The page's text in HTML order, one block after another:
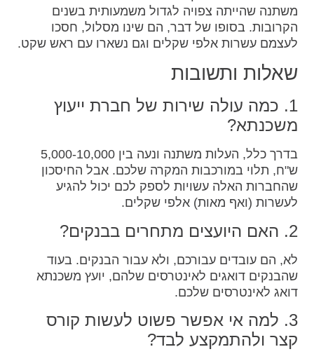
משתנה שהייתה צפויה לגדול משמעותית בשנים
הקרובות. בסופו של דבר, הם שינו מסלול, חסכו
לעצמם עשרות אלפי שקלים וגם נשארו עם ראש שקט.
שאלות ותשובות
1. כמה עולה שירות של חברת ייעוץ
משכנתא?
בדרך כלל, העלות משתנה ונעה בין 5,000-10,000
ש"ח, תלוי במורכבות המקרה שלכם. אבל החיסכון
שהחברות האלה עשויות לספק לכם יכול להגיע
לעשרות (ואף מאות) אלפי שקלים.
2. האם היועצים מתחרים בבנקים?
לא, הם עובדים עבורכם, ולא עבור הבנקים. בעוד
שהבנקים דואגים לאינטרסים שלהם, יועץ משכנתא
דואג לאינטרסים שלכם.
3. למה אי אפשר פשוט לעשות קורס
קצר ולהתמקצע לבד?